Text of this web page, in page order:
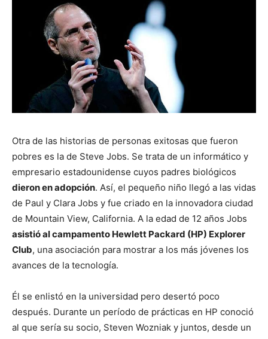
Otra de las historias de personas exitosas que fueron
pobres es la de Steve Jobs. Se trata de un informático y
empresario estadounidense cuyos padres biológicos
dieron en adopción. Así, el pequeño niño llegó a las vidas
de Paul y Clara Jobs y fue criado en la innovadora ciudad
de Mountain View, California. A la edad de 12 años Jobs
asistió al campamento Hewlett Packard (HP) Explorer
Club, una asociación para mostrar a los más jóvenes los
avances de la tecnología.
Él se enlistó en la universidad pero desertó poco
después. Durante un período de prácticas en HP conoció
al que sería su socio, Steven Wozniak y juntos, desde un